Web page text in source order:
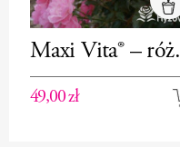
Maxi Vita® – róża
rabatowa
49,00 zł